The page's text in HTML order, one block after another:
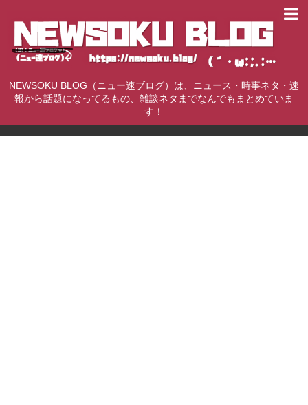
NEWSOKU BLOG（ニュー速ブログ）は、ニュース・時事ネタ・速
報から話題になってるもの、雑談ネタまでなんでもまとめていま
す！